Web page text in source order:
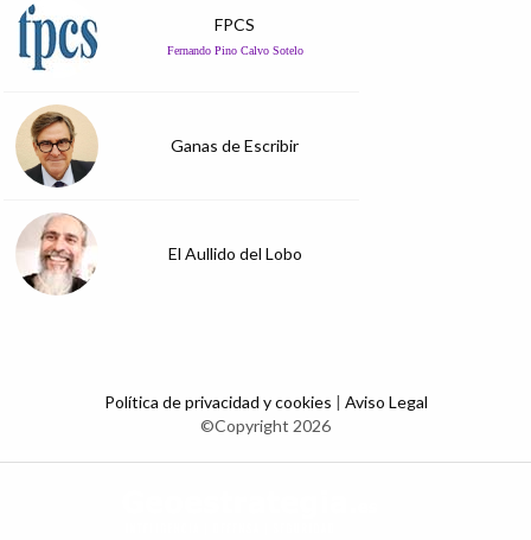
FPCS
Fernando Pino Calvo Sotelo
Ganas de Escribir
El Aullido del Lobo
Política de privacidad y cookies | Aviso Legal
©Copyright 2026